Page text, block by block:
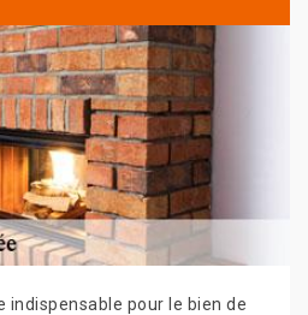
indispensable pour le bien de